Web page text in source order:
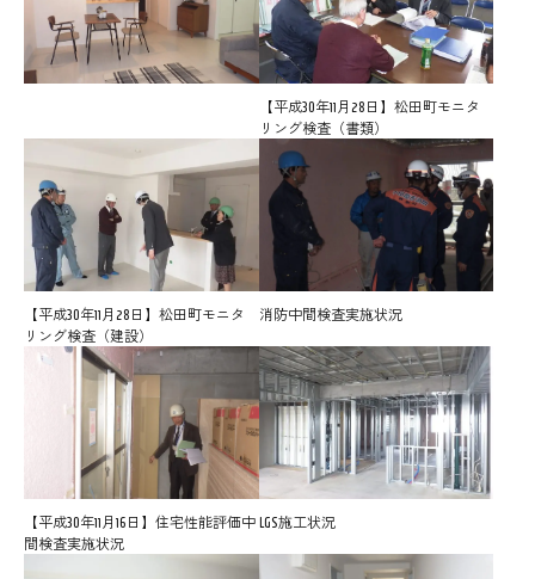
【平成30年11月28日】松田町モニタ
リング検査（書類）
【平成30年11月28日】松田町モニタ
リング検査（建設）
消防中間検査実施状況
【平成30年11月16日】住宅性能評価中
間検査実施状況
LGS施工状況